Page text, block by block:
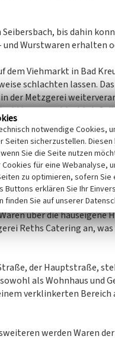
bis dahin
Wurstwaren erhalten
dem Viehmarkt in Bad
schlachten lassen.
der Metzgerei
geschlachtet.
worden. Familie Reths
Region, da
Waren,
sich in der zweiten
somit eine hohe Zahl
über die hauseigene
Reths Catering an,
der Hauptstraße,
als Wohnhaus und
verklinkerten Bereich
werden Waren
notwendige Cookies,
Seiten sicherzustellen. Diesen
Sie die Seite nutzen
für eine Webanalyse,
zu optimieren, sofern Sie
Buttons erklären Sie Ihr
finden Sie auf unserer